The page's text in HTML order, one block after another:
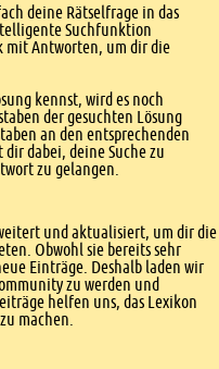
deine Rätselfrage in das
Suchfunktion
mit Antworten, um dir die
kennst, wird es noch
der gesuchten Lösung
an den entsprechenden
dabei, deine Suche zu
zu gelangen.
und aktualisiert, um dir die
Obwohl sie bereits sehr
Einträge. Deshalb laden wir
zu werden und
helfen uns, das Lexikon
machen.